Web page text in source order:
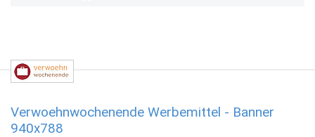
Verwoehnwochenende Werbemittel - Banner
940x788